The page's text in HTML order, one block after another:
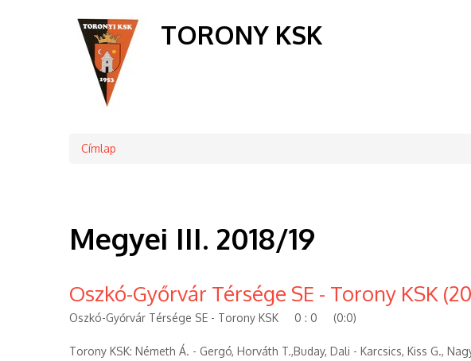
TORONY KSK
Morzsa
Címlap
Megyei III. 2018/19
Oszkó-Győrvár Térsége SE - Torony KSK
Oszkó-Győrvár Térsége SE - Torony KSK 0 : 0 (0:0)
Torony KSK: Németh Á. - Gergó, Horváth T.,Buday, Dali - Karcsics, Kiss G.,